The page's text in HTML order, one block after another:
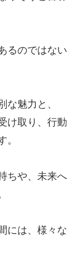
るのではない
な魅力と、
け取り、行動
。
ちや、未来へ
には、様々な